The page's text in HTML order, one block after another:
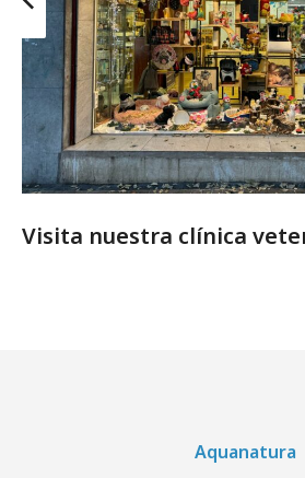
Visita nuestra clínica
Aquanatura